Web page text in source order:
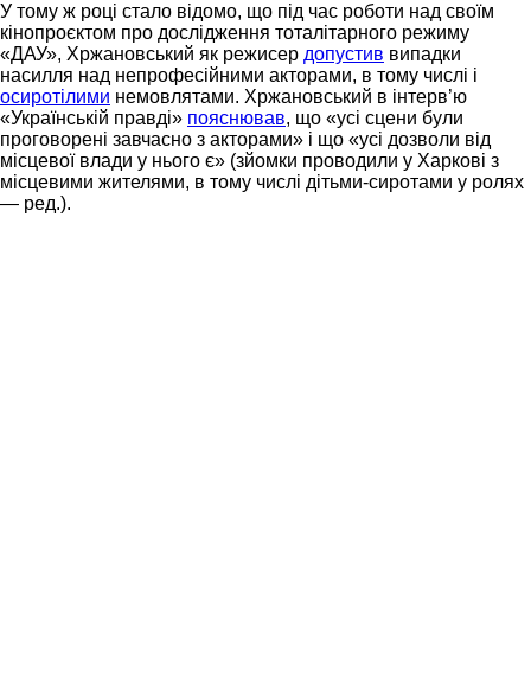
У тому ж році стало відомо, що під час роботи над своїм
кінопроєктом про дослідження тоталітарного режиму
«ДАУ», Хржановський як режисер допустив випадки
насилля над непрофесійними акторами, в тому числі і
осиротілими немовлятами. Хржановський в інтерв’ю
«Українській правді» пояснював, що «усі сцени були
проговорені завчасно з акторами» і що «усі дозволи від
місцевої влади у нього є» (зйомки проводили у Харкові з
місцевими жителями, в тому числі дітьми-сиротами у ролях
— ред.).